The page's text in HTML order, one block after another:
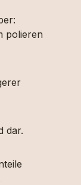
polieren
dar.